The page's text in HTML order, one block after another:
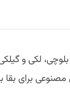
لکی و
برای بقا به